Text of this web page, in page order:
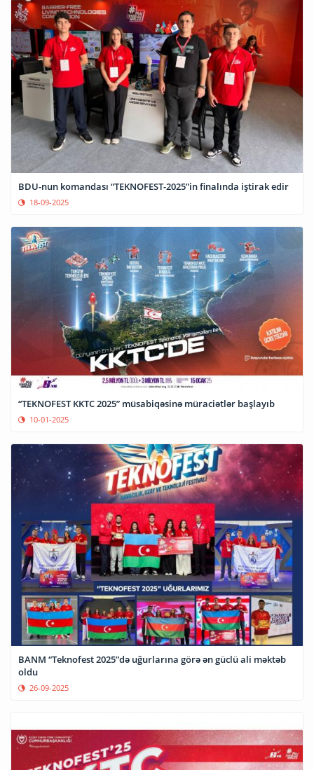
BDU-nun komandası “TEKNOFEST-2025”in finalında iştirak edir
18-09-2025
“TEKNOFEST KKTC 2025” müsabiqəsinə müraciətlər başlayıb
10-01-2025
BANM “Teknofest 2025”də uğurlarına görə ən güclü ali məktəb
oldu
26-09-2025